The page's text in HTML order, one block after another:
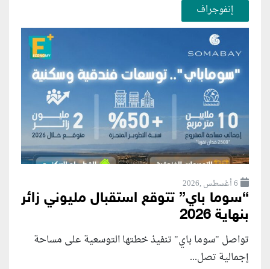
إنفوجراف
6 أغسطس ,2026
“سوما باي” تتوقع استقبال مليوني زائر
بنهاية 2026
تواصل "سوما باي" تنفيذ خطتها التوسعية على مساحة
إجمالية تصل...